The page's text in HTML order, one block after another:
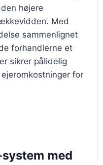
højere
Med
sammenlignet
forhandlerne et
sikrer pålidelig
for
med